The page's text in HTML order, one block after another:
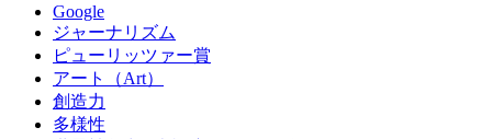
Google
ジャーナリズム
ピューリッツァー賞
アート（Art）
創造力
多様性